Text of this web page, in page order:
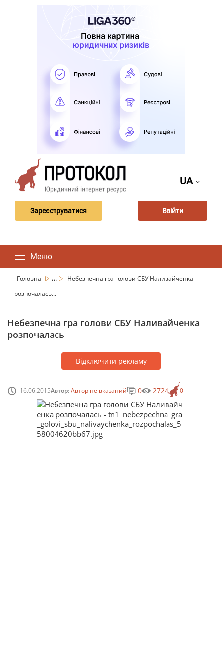
UA
Зареєструватися Ввійти
Меню
Головна ...
Небезпечна гра голови СБУ Наливайченка
розпочалась...
Небезпечна гра голови СБУ Наливайченка
розпочалась
Відключити рекламу
16.06.2015Автор:Автор не вказаний 0
0 2724